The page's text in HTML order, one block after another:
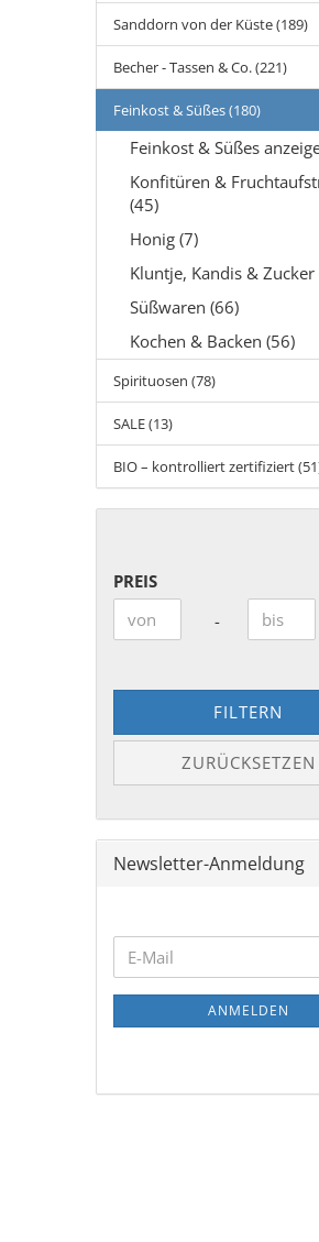
Sanddorn von der Küste (189)
Becher - Tassen & Co. (221)
Feinkost & Süßes (180)
Feinkost & Süßes
Konfitüren &
(45)
Honig (7)
Kluntje, Kandis & Zucker
Süßwaren (66)
Kochen & Backen (56)
Spirituosen (78)
SALE (13)
BIO – kontrolliert zertifiziert
PREIS
Preis bis
-
FILTERN
ZURÜCKSETZEN
Newsletter-Anmeldung
WEITER
ZUR
NEWSLETTER-
ANMELDUNG
E-
Mail
ANMELDEN